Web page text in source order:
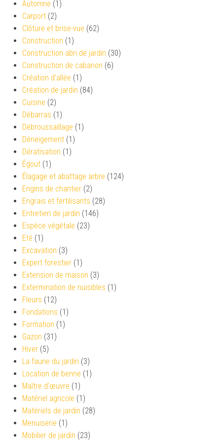
Automne (1)
Carport (2)
Clôture et brise-vue (62)
Construction (1)
Construction abri de jardin (30)
Construction de cabanon (6)
Création d’allée (1)
Création de jardin (84)
Cuisine (2)
Débarras (1)
Débroussaillage (1)
Déneigement (1)
Dératisation (1)
Égout (1)
Élagage et abattage arbre (124)
Engins de chantier (2)
Engrais et fertilisants (28)
Entretien de jardin (146)
Espèce végétale (23)
Eté (1)
Excavation (3)
Expert forestier (1)
Extension de maison (3)
Extermination de nuisibles (1)
Fleurs (12)
Fondations (1)
Formation (1)
Gazon (31)
Hiver (5)
La faune du jardin (3)
Location de benne (1)
Maître d'œuvre (1)
Matériel agricole (1)
Matériels de jardin (28)
Menuiserie (1)
Mobilier de jardin (23)